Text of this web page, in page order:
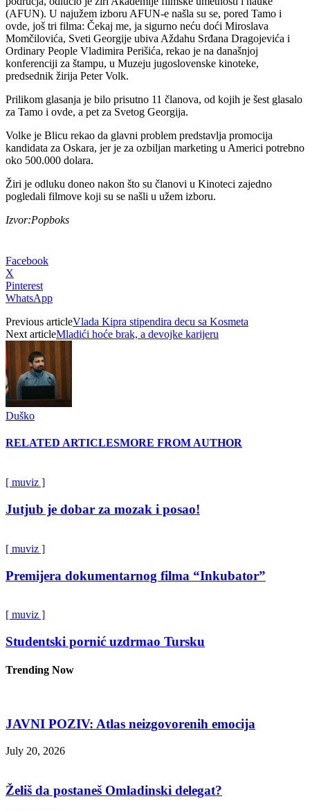
(AFUN). U najužem izboru AFUN-e našla su se, pored Tamo i
ovde, još tri filma: Čekaj me, ja sigurno neću doći Miroslava
Momčilovića, Sveti Georgije ubiva Aždahu Srđana Dragojevića i
Ordinary People Vladimira Perišića, rekao je na današnjoj
konferenciji za štampu, u Muzeju jugoslovenske kinoteke,
predsednik žirija Peter Volk.
Prilikom glasanja je bilo prisutno 11 članova, od kojih je šest glasalo
za Tamo i ovde, a pet za Svetog Georgija.
Volke je Blicu rekao da glavni problem predstavlja promocija
kandidata za Oskara, jer je za ozbiljan marketing u Americi potrebno
oko 500.000 dolara.
Žiri je odluku doneo nakon što su članovi u Kinoteci zajedno
pogledali filmove koji su se našli u užem izboru.
Izvor:Popboks
Facebook
X
Pinterest
WhatsApp
Previous articleVlada Kipra stipendira decu sa Kosmeta
Next articleMladići hoće brak, a devojke karijeru
Duško
RELATED ARTICLESMORE FROM AUTHOR
[ muviz ]
Jutjub je dobar za mozak i posao!
[ muviz ]
Premijera dokumentarnog filma “Inkubator”
[ muviz ]
Studentski pornić uzdrmao Tursku
Trending Now
JAVNI POZIV: Atlas neizgovorenih emocija
July 20, 2026
Želiš da postaneš Omladinski delegat?